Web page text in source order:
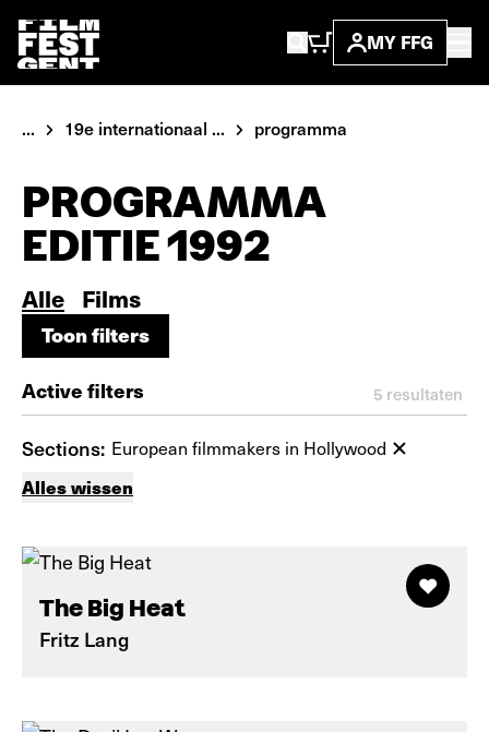
MY FFG
... 19e internationaal ... programma
PROGRAMMA
EDITIE 1992
Alle Films
Toon filters
Toon filters
Active filters 5 resultaten
Sections: European filmmakers in Hollywood
Alles wissen
The Big Heat
Fritz Lang